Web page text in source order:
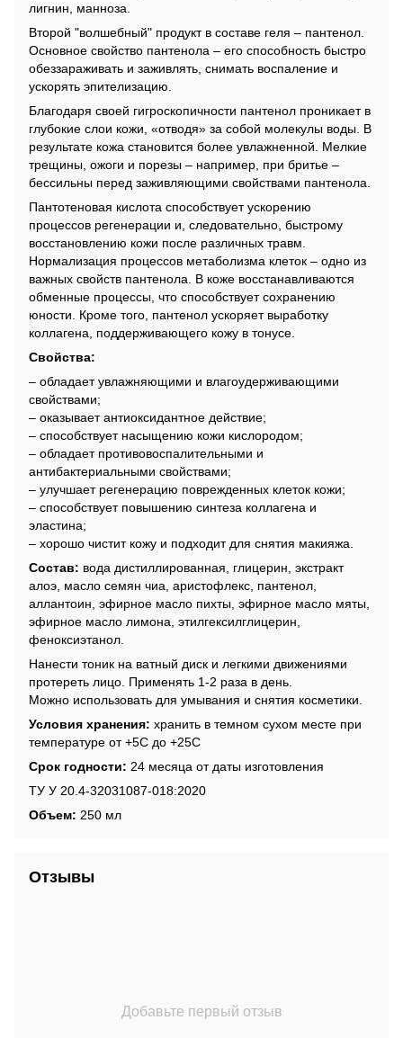
лигнин, манноза.
Второй "волшебный" продукт в составе геля – пантенол.
Основное свойство пантенола – его способность быстро
обеззараживать и заживлять, снимать воспаление и
ускорять эпителизацию.
Благодаря своей гигроскопичности пантенол проникает в
глубокие слои кожи, «отводя» за собой молекулы воды. В
результате кожа становится более увлажненной. Мелкие
трещины, ожоги и порезы – например, при бритье –
бессильны перед заживляющими свойствами пантенола.
Пантотеновая кислота способствует ускорению
процессов регенерации и, следовательно, быстрому
восстановлению кожи после различных травм.
Нормализация процессов метаболизма клеток – одно из
важных свойств пантенола. В коже восстанавливаются
обменные процессы, что способствует сохранению
юности. Кроме того, пантенол ускоряет выработку
коллагена, поддерживающего кожу в тонусе.
Свойства:
– обладает увлажняющими и влагоудерживающими
свойствами;
– оказывает антиоксидантное действие;
– способствует насыщению кожи кислородом;
– обладает противовоспалительными и
антибактериальными свойствами;
– улучшает регенерацию поврежденных клеток кожи;
– способствует повышению синтеза коллагена и
эластина;
– хорошо чистит кожу и подходит для снятия макияжа.
Состав: вода дистиллированная, глицерин, экстракт
алоэ, масло семян чиа, аристофлекс, пантенол,
аллантоин, эфирное масло пихты, эфирное масло мяты,
эфирное масло лимона, этилгексилглицерин,
феноксиэтанол.
Нанести тоник на ватный диск и легкими движениями
протереть лицо. Применять 1-2 раза в день.
Можно использовать для умывания и снятия косметики.
Условия хранения: хранить в темном сухом месте при
температуре от +5С до +25С
Срок годности: 24 месяца от даты изготовления
ТУ У 20.4-32031087-018:2020
Объем: 250 мл
Отзывы
Добавьте первый отзыв